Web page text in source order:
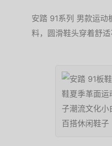
安踏 91系列 男款运动
料，圆滑鞋头穿着舒